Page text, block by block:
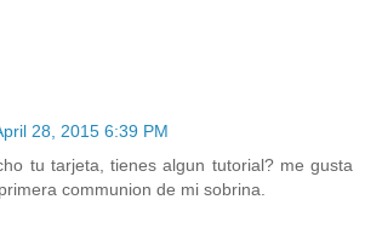
28, 2015 6:39 PM
tu tarjeta, tienes algun tutorial? me gusta
communion de mi sobrina.